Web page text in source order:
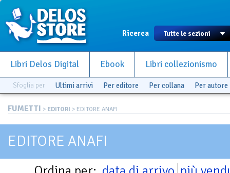
Ricerca
Libri Delos Digital Ebook Libri collezionismo
Sfoglia per Ultimi arrivi Per editore Per collana Per autore
FUMETTI > EDITORI > EDITORE ANAFI
EDITORE ANAFI